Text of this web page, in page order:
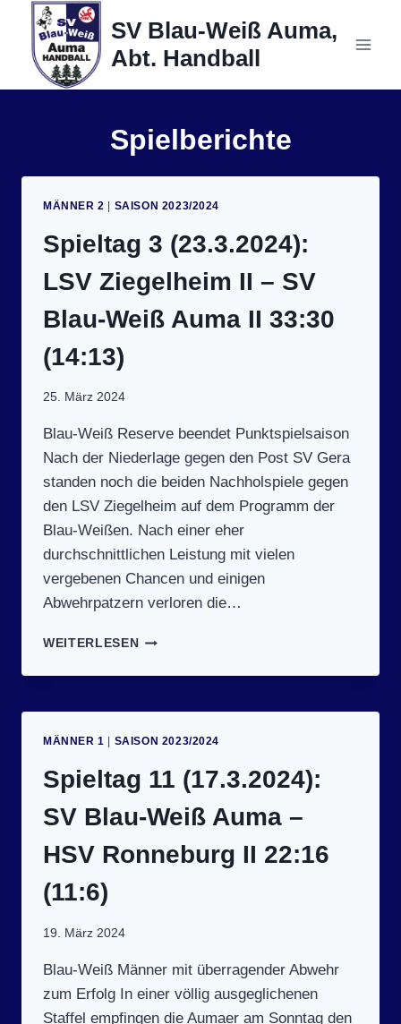
springen
SV Blau-Weiß Auma,
Abt. Handball
Spielberichte
MÄNNER 2 SAISON 2023/2024
Spieltag 3 (23.3.2024):
LSV Ziegelheim II – SV
Blau-Weiß Auma II 33:30
(14:13)
25. März 2024
Blau-Weiß Reserve beendet Punktspielsaison
Nach der Niederlage gegen den Post SV Gera
standen noch die beiden Nachholspiele gegen
den LSV Ziegelheim auf dem Programm der
Blau-Weißen. Nach einer eher
durchschnittlichen Leistung mit vielen
vergebenen Chancen und einigen
Abwehrpatzern verloren die…
WEITERLESENSPIELTAG
(23.3.2024):
ZIEGELHEIM
SV
BLAU-
WEISS A
UMA I
3:30 (
MÄNNER 1 SAISON 2023/2024
Spieltag 11 (17.3.2024):
SV Blau-Weiß Auma –
HSV Ronneburg II 22:16
(11:6)
19. März 2024
Blau-Weiß Männer mit überragender Abwehr
zum Erfolg In einer völlig ausgeglichenen
Staffel empfingen die Aumaer am Sonntag den